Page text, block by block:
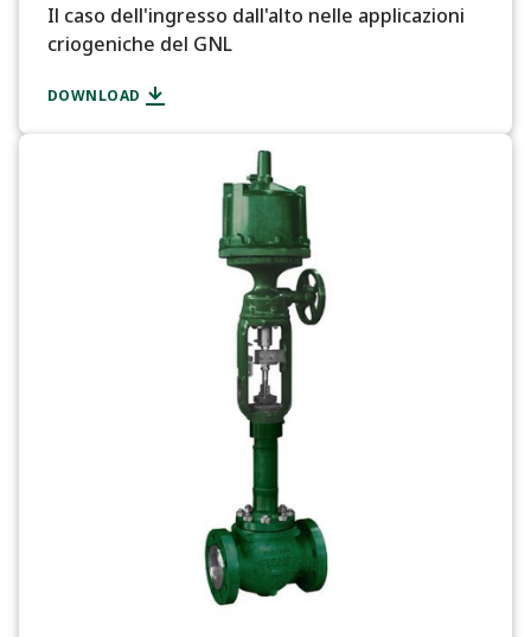
Il caso dell'ingresso dall'alto nelle applicazioni
criogeniche del GNL
DOWNLOAD